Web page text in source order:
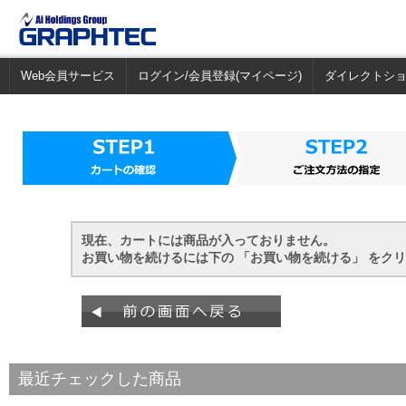
Web会員サービス ログイン/会員登録(マイページ) ダイレクトシ
現在、カートには商品が入っておりません。
お買い物を続けるには下の 「お買い物を続ける」 をク
最近チェックした商品